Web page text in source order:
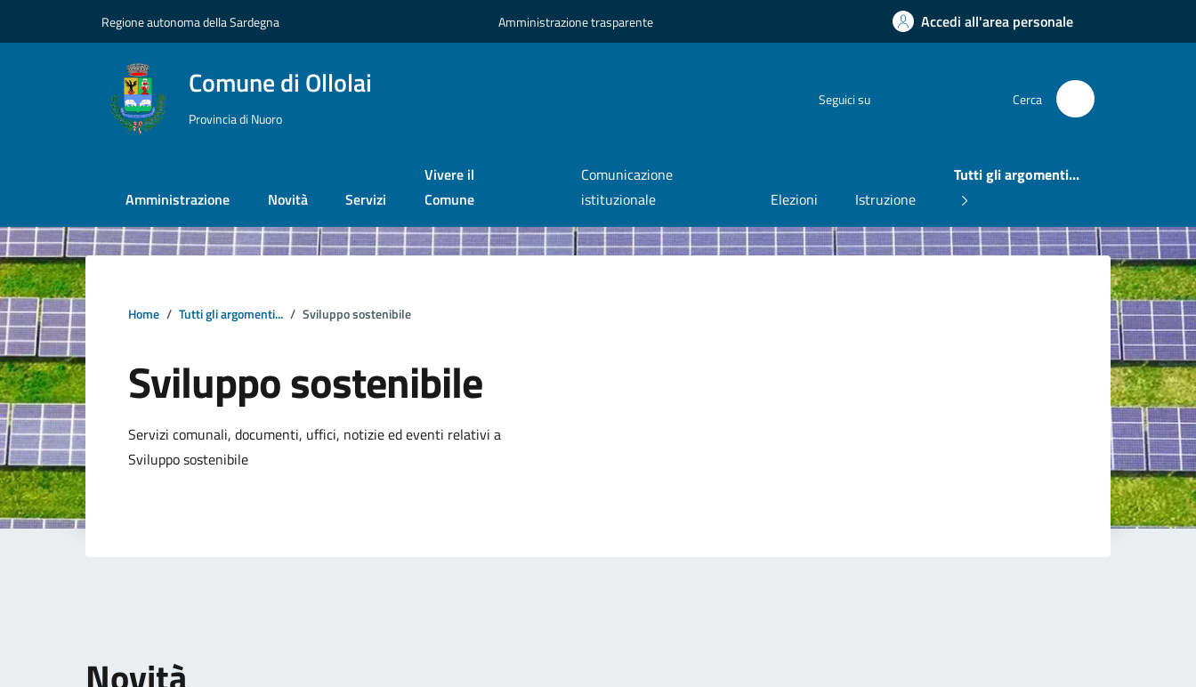
Regione autonoma della Sardegna Amministrazione trasparente Accedi all'area personale
Comune di Ollolai
Provincia di Nuoro
Seguici su Cerca
Amministrazione Novità Servizi
Vivere il
Comune
Comunicazione
istituzionale
Elezioni Istruzione
Tutti gli argomenti...
Home Tutti gli argomenti... Sviluppo sostenibile
Sviluppo sostenibile
Dettagli della notizia
Servizi comunali, documenti, uffici, notizie ed eventi relativi a
Sviluppo sostenibile